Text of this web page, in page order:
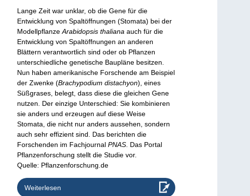
Lange Zeit war unklar, ob die Gene für die
Entwicklung von Spaltöffnungen (Stomata) bei der
Modellpflanze Arabidopsis thaliana auch für die
Entwicklung von Spaltöffnungen an anderen
Blättern verantwortlich sind oder ob Pflanzen
unterschiedliche genetische Baupläne besitzen.
Nun haben amerikanische Forschende am Beispiel
der Zwenke (Brachypodium distachyon), eines
Süßgrases, belegt, dass diese die gleichen Gene
nutzen. Der einzige Unterschied: Sie kombinieren
sie anders und erzeugen auf diese Weise
Stomata, die nicht nur anders aussehen, sondern
auch sehr effizient sind. Das berichten die
Forschenden im Fachjournal PNAS. Das Portal
Pflanzenforschung stellt die Studie vor.
Quelle: Pflanzenforschung.de
Weiterlesen